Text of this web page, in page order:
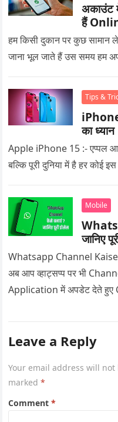
अकाउंट
हैं
हम किसी दुकान पर कुछ सामान
जाना भूल जाते हैं उस समय हम
Tips &
का ध्यान
Apple iPhone 15 :- एप्पल
बल्कि पूरी दुनिया में है हर कोई
Mobile
जानिए
Whatsapp Channel
अब आप व्हाट्सप्प पर भी
Application में अपडेट देते
Leave a Reply
Your email address will
marked*
Comment*